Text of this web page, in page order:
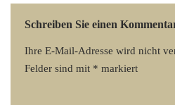
Schreiben Sie einen
Ihre E-Mail-Adresse wird nicht
Felder sind mit * markiert